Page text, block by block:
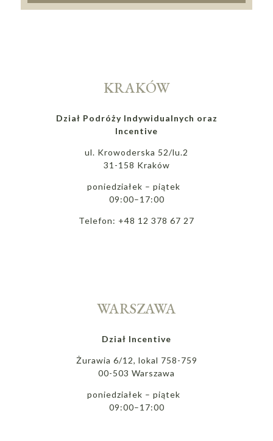
KRAKÓW
Dział Podróży Indywidualnych oraz
Incentive
ul. Krowoderska 52/lu.2
31-158 Kraków
poniedziałek – piątek
09:00–17:00
Telefon: +48 12 378 67 27
WARSZAWA
Dział Incentive
Żurawia 6/12, lokal 758-759
00-503 Warszawa
poniedziałek – piątek
09:00–17:00